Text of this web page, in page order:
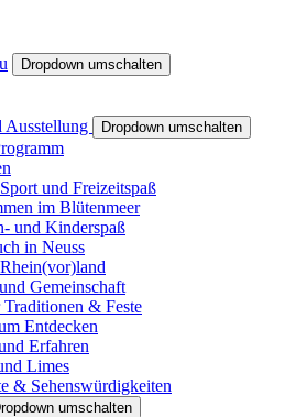
Dropdown umschalten
Ausstellung
Dropdown umschalten
und Freizeitspaß
im Blütenmeer
und Kinderspaß
in Neuss
Gemeinschaft
Traditionen & Feste
Entdecken
Erfahren
Limes
& Sehenswürdigkeiten
umschalten